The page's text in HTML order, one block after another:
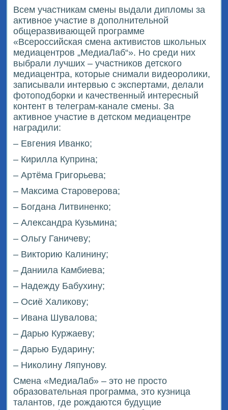
Всем участникам смены выдали дипломы за
активное участие в дополнительной
общеразвивающей программе
«Всероссийская смена активистов школьных
медиацентров „МедиаЛаб“». Но среди них
выбрали лучших – участников детского
медиацентра, которые снимали видеоролики,
записывали интервью с экспертами, делали
фотоподборки и качественный интересный
контент в телеграм-канале смены. За
активное участие в детском медиацентре
наградили:
– Евгения Иванко;
– Кирилла Куприна;
– Артёма Григорьева;
– Максима Староверова;
– Богдана Литвиненко;
– Александра Кузьмина;
– Ольгу Ганичеву;
– Викторию Калинину;
– Даниила Камбиева;
– Надежду Бабухину;
– Осиё Халикову;
– Ивана Шувалова;
– Дарью Куржаеву;
– Дарью Бударину;
– Николину Ляпунову.
Смена «МедиаЛаб» – это не просто
образовательная программа, это кузница
талантов, где рождаются будущие